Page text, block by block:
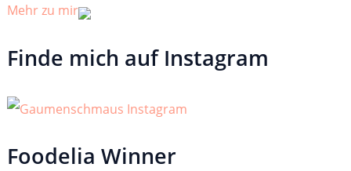
Mehr zu mir
Finde mich auf Instagram
Foodelia Winner